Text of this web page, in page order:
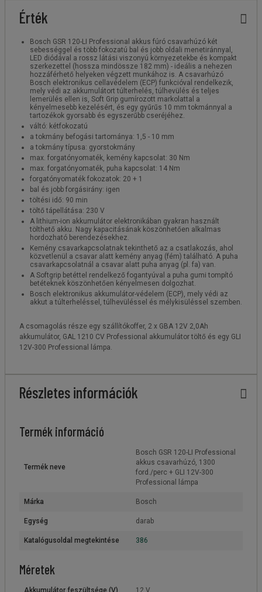
Érték
Bosch GSR 120-LI Professional akkus fúró csavarhúzó két
sebességgel és több fokozatú bal és jobb oldali menetiránnyal,
LED diódával a rossz látási viszonyú környezetekbe és kompakt
szerkezettel (hossza mindössze 182 mm) - ideális a nehezen
hozzáférhető helyeken végzett munkához is. A csavarhúzó
Bosch elektronikus cellavédelem (ECP) funkcióval rendelkezik,
mely védi az akkumulátort túlterhelés, túlhevülés és teljes
lemerülés ellen is, Soft Grip gumírozott markolattal a
kényelmesebb kezelésért, és egy gyűrűs 10 mm tokmánnyal a
tartozékok gyorsabb és egyszerűbb cseréjéhez.
váltó: kétfokozatú
a tokmány befogási tartománya: 1,5 - 10 mm
a tokmány típusa: gyorstokmány
max. forgatónyomaték, kemény kapcsolat: 30 Nm
max. forgatónyomaték, puha kapcsolat: 14 Nm
forgatónyomaték fokozatok: 20 + 1
bal és jobb forgásirány: igen
töltési idő: 90 min
töltő tápellátása: 230 V
A lithium-ion akkumulátor elektronikában gyakran használt
tölthető akku. Nagy kapacitásának köszönhetően alkalmas
hordozható berendezésekhez.
Kemény csavarkapcsolatnak tekinthető az a csatlakozás, ahol
közvetlenül a csavar alatt kemény anyag (fém) található. A puha
csavarkapcsolatnál a csavar alatt puha anyag (pl. fa) van.
A Softgrip betéttel rendelkező fogantyúval a puha gumi tompító
betéteknek köszönhetően kényelmesen dolgozhat.
Bosch elektronikus akkumulátor-védelem (ECP), mely védi az
akkut a túlterheléssel, túlhevüléssel és mélykisüléssel szemben.
A csomagolás része egy szállítókoffer, 2 x GBA 12V 2,0Ah
akkumulátor, GAL 1210 CV Professional akkumulátor töltő és egy GLI
12V-300 Professional lámpa.
Részletes információk
Termék információ
Termék neve
Bosch GSR 120-LI Professional
akkus csavarhúzó, 1300
ford./perc + GLI 12V-300
Professional lámpa
Márka Bosch
Egység darab
Katalógusoldal megtekintése 386
Méretek
Akkumulátor feszültsége (V) 12 V